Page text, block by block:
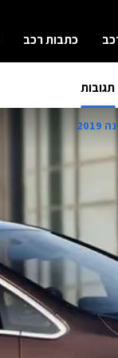
כתבות רכב
תגובות